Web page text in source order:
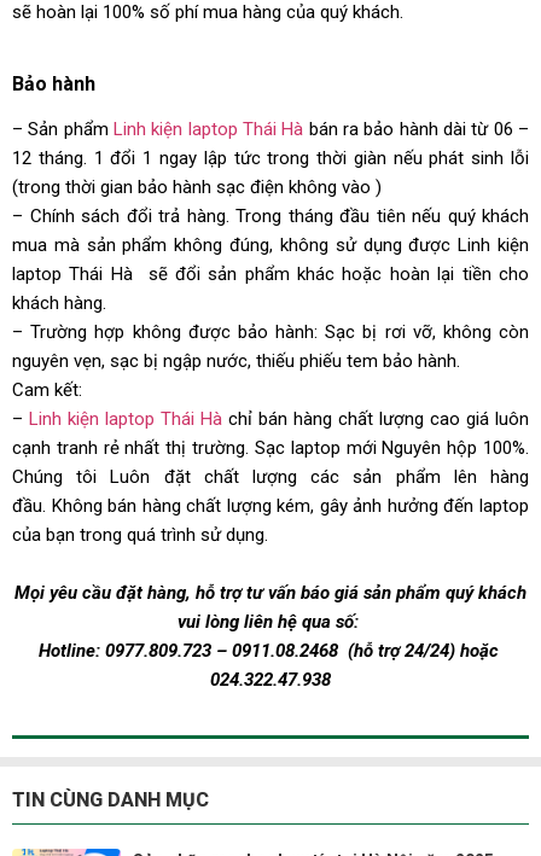
sẽ hoàn lại 100% số phí mua hàng của quý khách.
Bảo hành
– Sản phẩm Linh kiện laptop Thái Hà bán ra bảo hành dài từ 06 –
12 tháng. 1 đổi 1 ngay lập tức trong thời giàn nếu phát sinh lỗi
(trong thời gian bảo hành sạc điện không vào )
– Chính sách đổi trả hàng. Trong tháng đầu tiên nếu quý khách
mua mà sản phẩm không đúng, không sử dụng được Linh kiện
laptop Thái Hà sẽ đổi sản phẩm khác hoặc hoàn lại tiền cho
khách hàng.
– Trường hợp không được bảo hành: Sạc bị rơi vỡ, không còn
nguyên vẹn, sạc bị ngập nước, thiếu phiếu tem bảo hành.
Cam kết:
– Linh kiện laptop Thái Hà chỉ bán hàng chất lượng cao giá luôn
cạnh tranh rẻ nhất thị trường. Sạc laptop mới Nguyên hộp 100%.
Chúng tôi Luôn đặt chất lượng các sản phẩm lên hàng
đầu. Không bán hàng chất lượng kém, gây ảnh hưởng đến laptop
của bạn trong quá trình sử dụng.
Mọi yêu cầu đặt hàng, hỗ trợ tư vấn báo giá sản phẩm quý khách
vui lòng liên hệ qua số:
Hotline: 0977.809.723– 0911.08.2468 (hỗ trợ 24/24)hoặc
024.322.47.938
TIN CÙNG DANH MỤC